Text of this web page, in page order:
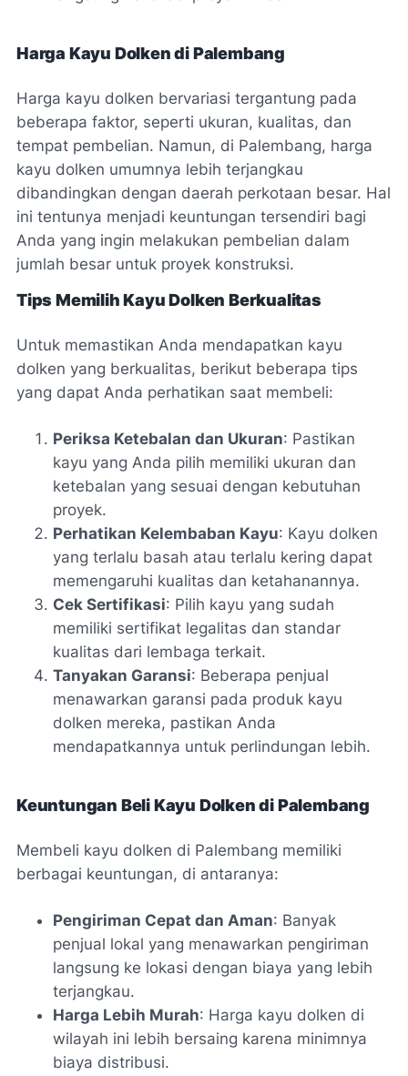
Harga Kayu Dolken di Palembang
Harga kayu dolken bervariasi tergantung pada
beberapa faktor, seperti ukuran, kualitas, dan
tempat pembelian. Namun, di Palembang, harga
kayu dolken umumnya lebih terjangkau
dibandingkan dengan daerah perkotaan besar. Hal
ini tentunya menjadi keuntungan tersendiri bagi
Anda yang ingin melakukan pembelian dalam
jumlah besar untuk proyek konstruksi.
Tips Memilih Kayu Dolken Berkualitas
Untuk memastikan Anda mendapatkan kayu
dolken yang berkualitas, berikut beberapa tips
yang dapat Anda perhatikan saat membeli:
Periksa Ketebalan dan Ukuran: Pastikan
kayu yang Anda pilih memiliki ukuran dan
ketebalan yang sesuai dengan kebutuhan
proyek.
Perhatikan Kelembaban Kayu: Kayu dolken
yang terlalu basah atau terlalu kering dapat
memengaruhi kualitas dan ketahanannya.
Cek Sertifikasi: Pilih kayu yang sudah
memiliki sertifikat legalitas dan standar
kualitas dari lembaga terkait.
Tanyakan Garansi: Beberapa penjual
menawarkan garansi pada produk kayu
dolken mereka, pastikan Anda
mendapatkannya untuk perlindungan lebih.
Keuntungan Beli Kayu Dolken di Palembang
Membeli kayu dolken di Palembang memiliki
berbagai keuntungan, di antaranya:
Pengiriman Cepat dan Aman: Banyak
penjual lokal yang menawarkan pengiriman
langsung ke lokasi dengan biaya yang lebih
terjangkau.
Harga Lebih Murah: Harga kayu dolken di
wilayah ini lebih bersaing karena minimnya
biaya distribusi.